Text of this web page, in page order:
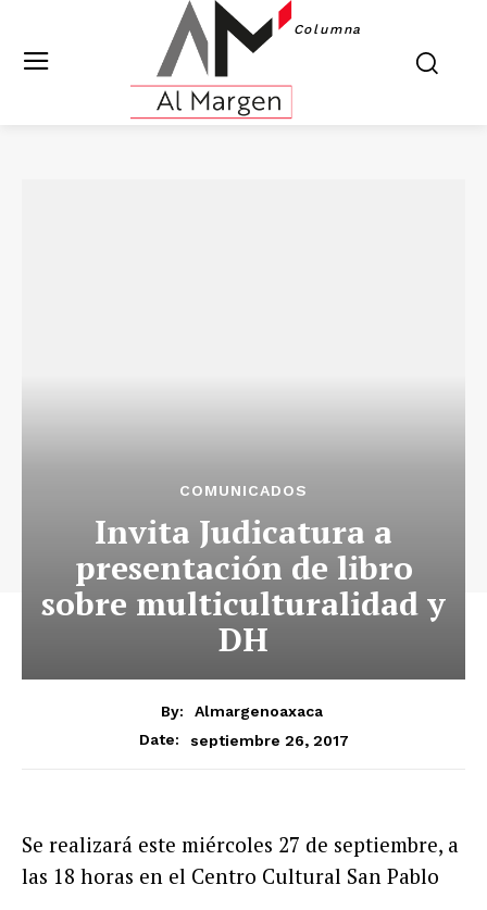
Columna
COMUNICADOS
Invita Judicatura a
presentación de libro
sobre multiculturalidad y
DH
By:
Almargenoaxaca
Date:
septiembre 26, 2017
Se realizará este miércoles 27 de septiembre, a
las 18 horas en el Centro Cultural San Pablo